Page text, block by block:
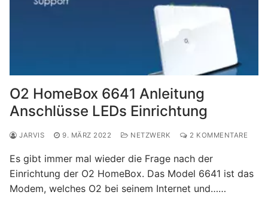
O2 HomeBox 6641 Anleitung
Anschlüsse LEDs Einrichtung
JARVIS 9. MÄRZ 2022 NETZWERK 2 KOMMENTARE
Es gibt immer mal wieder die Frage nach der
Einrichtung der O2 HomeBox. Das Model 6641 ist das
Modem, welches O2 bei seinem Internet und……